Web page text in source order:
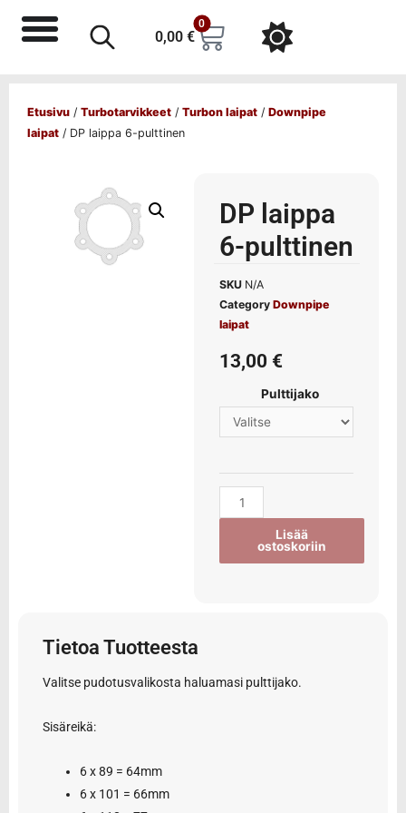
0,00 €
0
Etusivu / Turbotarvikkeet / Turbon laipat / Downpipe
laipat / DP laippa 6-pulttinen
DP laippa
6-pulttinen
SKU N/A
Category Downpipe
laipat
13,00 €
Pulttijako
Lisää
ostoskoriin
Tietoa Tuotteesta
Valitse pudotusvalikosta haluamasi pulttijako.
Sisäreikä:
6 x 89 = 64mm
6 x 101 = 66mm